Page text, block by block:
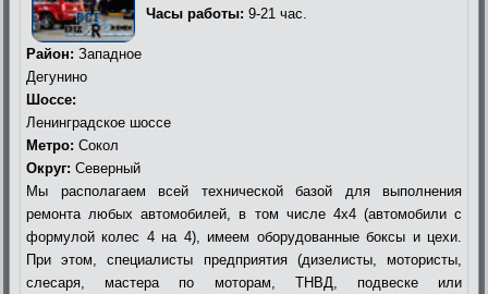
Часы работы: 9-21 час.
Район: Западное
Дегунино
Шоссе:
Ленинградское шоссе
Метро: Сокол
Округ: Северный
Мы располагаем всей технической базой для выполнения
ремонта любых автомобилей, в том числе 4х4 (автомобили с
формулой колес 4 на 4), имеем оборудованные боксы и цехи.
При этом, специалисты предприятия (дизелисты, мотористы,
слесаря, мастера по моторам, ТНВД, подвеске или